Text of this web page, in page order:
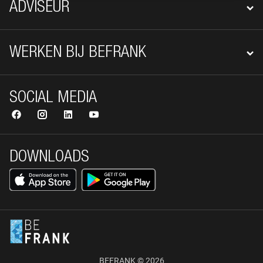
ADVISEUR
WERKEN BIJ BEFRANK
DOWNLOADS
SOCIAL MEDIA
BEFRANK © 2026